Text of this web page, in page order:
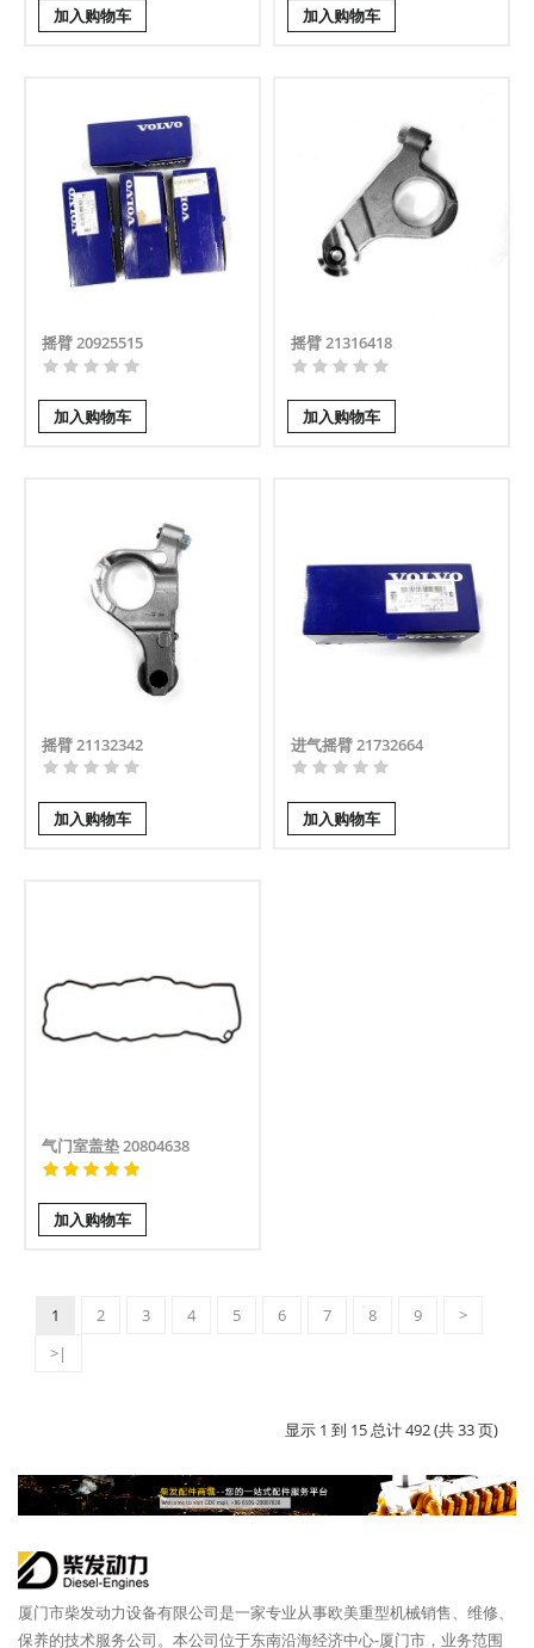
加入购物车 加入购物车
摇臂 20925515
加入购物车
摇臂 21316418
加入购物车
摇臂 21132342
加入购物车
进气摇臂 21732664
加入购物车
气门室盖垫 20804638
加入购物车
1 2 3 4 5 6 7 8 9
>
>|
显示 1 到 15 总计 492 (共 33 页)
厦门市柴发动力设备有限公司是一家专业从事欧美重型机械销售、维修、
保养的技术服务公司。本公司位于东南沿海经济中心-厦门市，业务范围